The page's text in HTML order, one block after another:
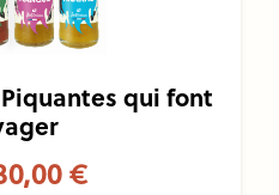
Piquantes qui font
€